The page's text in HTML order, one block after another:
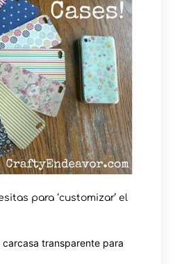
para ‘customizar’ el
carcasa transparente para